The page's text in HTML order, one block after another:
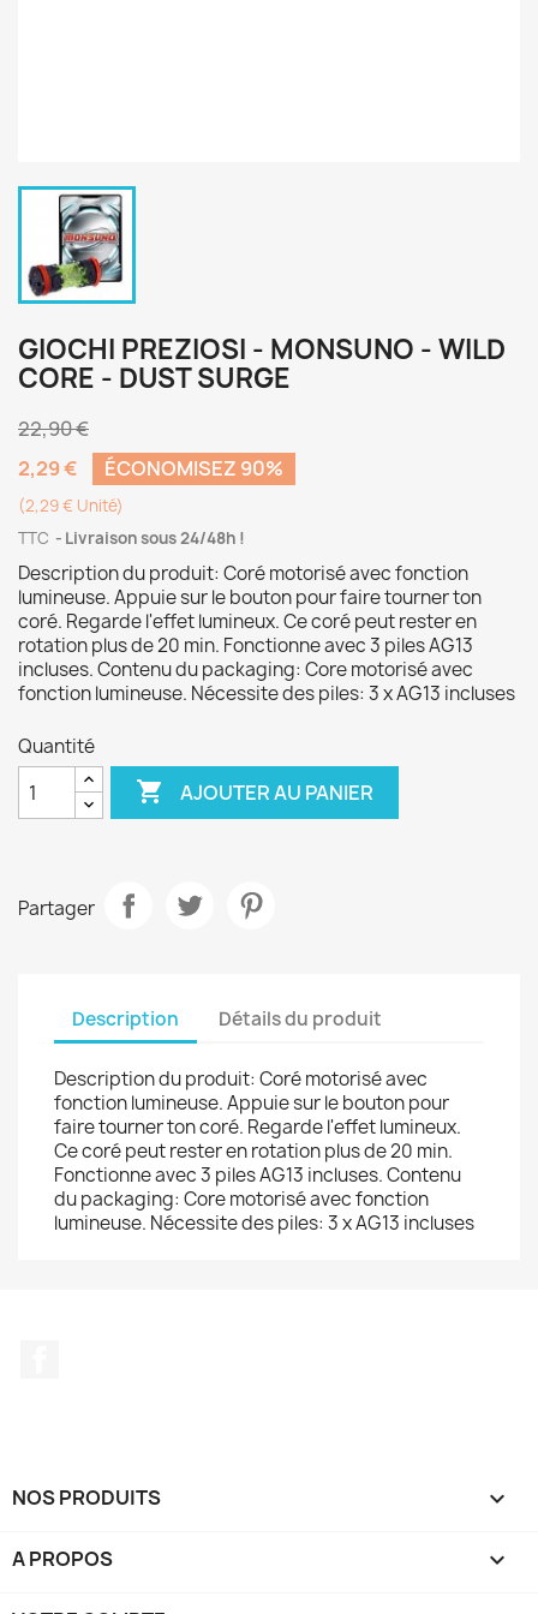
GIOCHI PREZIOSI - MONSUNO - WILD
CORE - DUST SURGE
22,90 €
2,29 €
ÉCONOMISEZ 90%
(2,29 € Unité)
TTC
Livraison sous 24/48h !
Description du produit: Coré motorisé avec fonction
lumineuse. Appuie sur le bouton pour faire tourner ton
coré. Regarde l'effet lumineux. Ce coré peut rester en
rotation plus de 20 min. Fonctionne avec 3 piles AG13
incluses. Contenu du packaging: Core motorisé avec
fonction lumineuse. Nécessite des piles: 3 x AG13 incluses
Quantité
 AJOUTER AU PANIER
Partager
Description Détails du produit
Description du produit: Coré motorisé avec
fonction lumineuse. Appuie sur le bouton pour
faire tourner ton coré. Regarde l'effet lumineux.
Ce coré peut rester en rotation plus de 20 min.
Fonctionne avec 3 piles AG13 incluses. Contenu
du packaging: Core motorisé avec fonction
lumineuse. Nécessite des piles: 3 x AG13 incluses
NOS PRODUITS 
A PROPOS 